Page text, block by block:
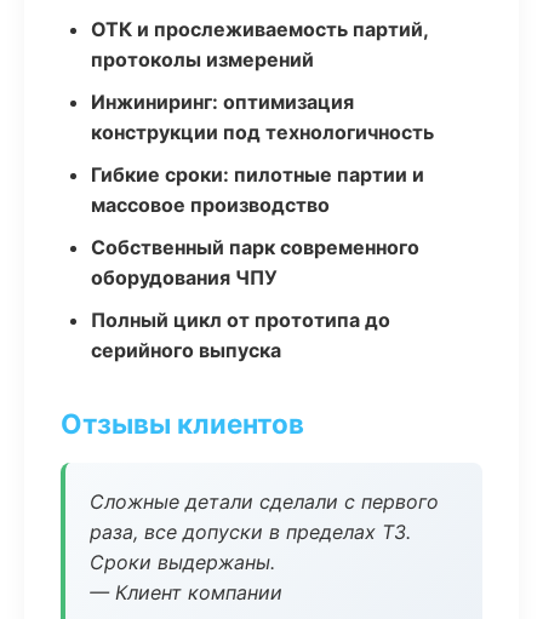
ОТК и прослеживаемость партий,
протоколы измерений
Инжиниринг: оптимизация
конструкции под технологичность
Гибкие сроки: пилотные партии и
массовое производство
Собственный парк современного
оборудования ЧПУ
Полный цикл от прототипа до
серийного выпуска
Отзывы клиентов
Сложные детали сделали с первого
раза, все допуски в пределах ТЗ.
Сроки выдержаны.
— Клиент компании